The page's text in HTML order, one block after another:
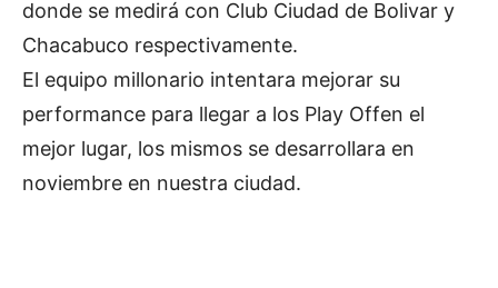
donde se medirá con Club Ciudad de Bolivar y
Chacabuco respectivamente.
El equipo millonario intentara mejorar su
performance para llegar a los Play Offen el
mejor lugar, los mismos se desarrollara en
noviembre en nuestra ciudad.